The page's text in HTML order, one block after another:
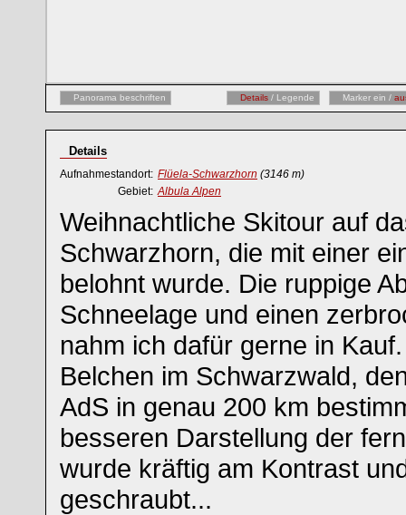
Panorama beschriften Details / Legende Marker ein /
Details
Aufnahmestandort: Flüela-Schwarzhorn (3146 m)
Gebiet: Albula Alpen
Weihnachtliche Skitour auf
Schwarzhorn, die mit einer
belohnt wurde. Die ruppige
Schneelage und einen
nahm ich dafür gerne in
Belchen im Schwarzwald,
AdS in genau 200 km
besseren Darstellung der
wurde kräftig am Kontrast
geschraubt...